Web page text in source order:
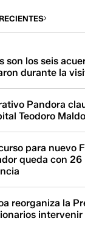
son los seis
durante la
Pandora
Teodoro
para nuevo
queda con
reorganiza la